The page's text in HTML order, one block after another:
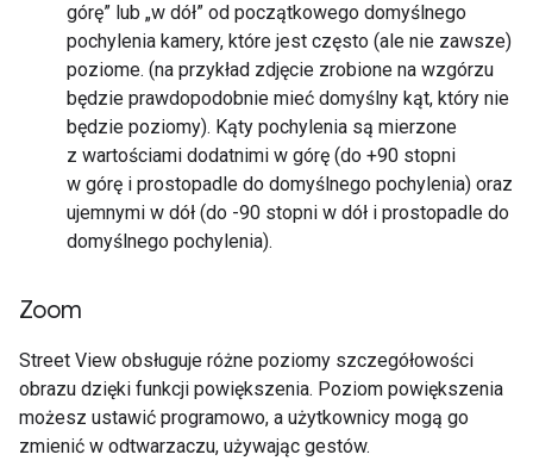
górę” lub „w dół” od początkowego domyślnego
pochylenia kamery, które jest często (ale nie zawsze)
poziome. (na przykład zdjęcie zrobione na wzgórzu
będzie prawdopodobnie mieć domyślny kąt, który nie
będzie poziomy). Kąty pochylenia są mierzone
z wartościami dodatnimi w górę (do +90 stopni
w górę i prostopadle do domyślnego pochylenia) oraz
ujemnymi w dół (do -90 stopni w dół i prostopadle do
domyślnego pochylenia).
Zoom
Street View obsługuje różne poziomy szczegółowości
obrazu dzięki funkcji powiększenia. Poziom powiększenia
możesz ustawić programowo, a użytkownicy mogą go
zmienić w odtwarzaczu, używając gestów.